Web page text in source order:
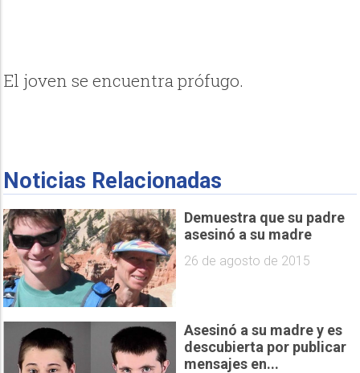
El joven se encuentra prófugo.
Noticias Relacionadas
Demuestra que su padre
asesinó a su madre
26 de agosto de 2015
Asesinó a su madre y es
descubierta por publicar
mensajes en...